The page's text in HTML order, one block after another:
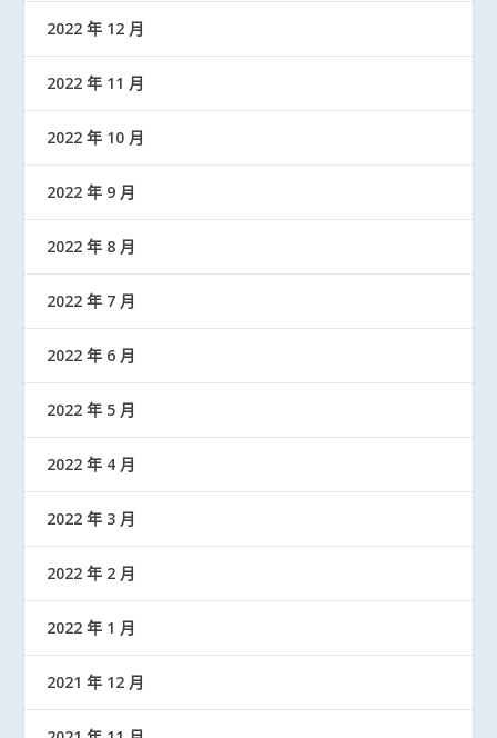
2022 年 12 月
2022 年 11 月
2022 年 10 月
2022 年 9 月
2022 年 8 月
2022 年 7 月
2022 年 6 月
2022 年 5 月
2022 年 4 月
2022 年 3 月
2022 年 2 月
2022 年 1 月
2021 年 12 月